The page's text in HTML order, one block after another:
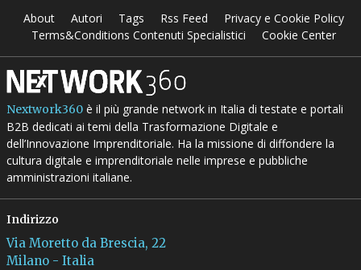
About Autori Tags Rss Feed
Privacy e Cookie Policy
Terms&Conditions Contenuti Specialistici
Cookie Center
Nextwork360è il più grande network in Italia di testate e portali
B2B dedicati ai temi della Trasformazione Digitale e
dell’Innovazione Imprenditoriale. Ha la missione di diffondere la
cultura digitale e imprenditoriale nelle imprese e pubbliche
amministrazioni italiane.
Indirizzo
Via Moretto da Brescia, 22
Milano - Italia